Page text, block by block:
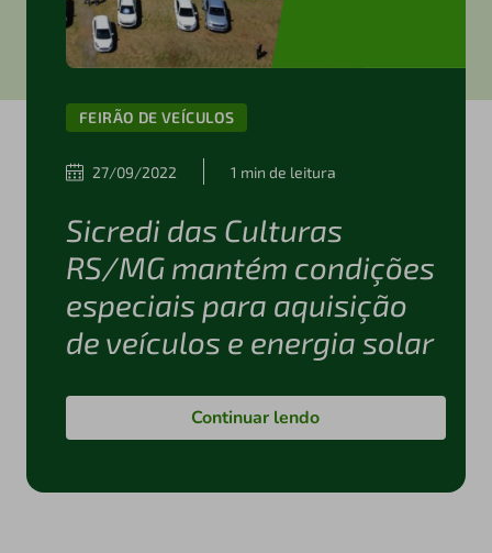
FEIRÃO DE VEÍCULOS
27/09/2022 1 min de leitura
Sicredi das Culturas
RS/MG mantém condições
especiais para aquisição
de veículos e energia solar
Continuar lendo